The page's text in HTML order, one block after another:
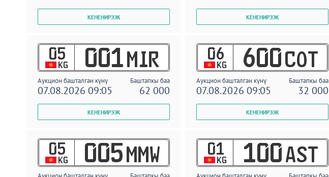
05
KG 001 MIR
Аукцион башталган күнү Баштапкы баа
07.08.2026 09:05 62 000
06
KG 600 COT
Аукцион башталган күнү Баштапкы баа
07.08.2026 09:05 32 000
05
KG 005 MMW 01
KG 100 AST